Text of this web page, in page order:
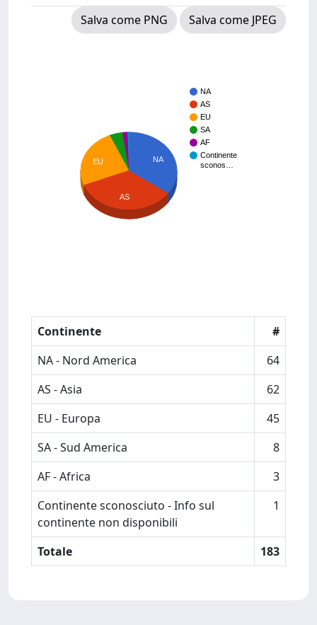
Salva come PNG
Salva come JPEG
NA
AS
EU
SA
AF
Continente
sconos…
NA
EU
AS
Continente
#
NA - Nord America
64
AS - Asia
62
EU - Europa
45
SA - Sud America
8
AF - Africa
3
Continente sconosciuto - Info sul
continente non disponibili
1
Totale 183